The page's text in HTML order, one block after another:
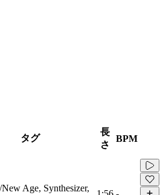
タグ
長
さ
BPM
Age, Synthesizer,